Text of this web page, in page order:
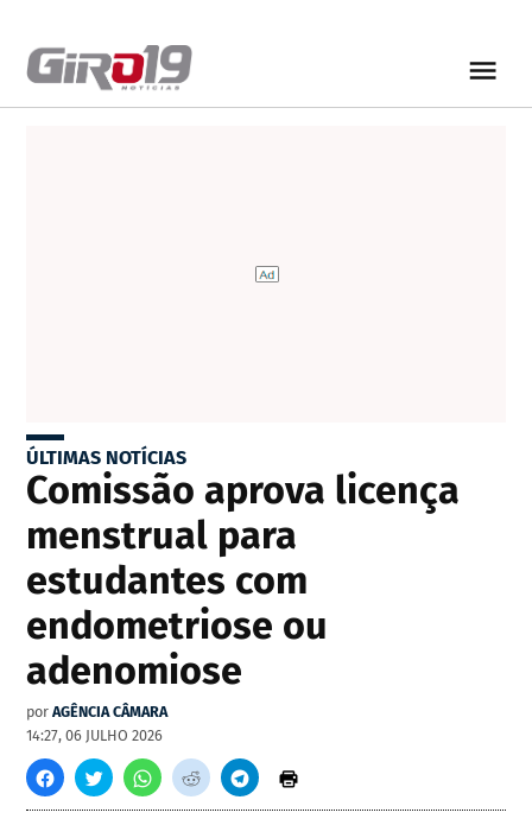
ÚLTIMAS NOTÍCIAS
Comissão aprova licença
menstrual para
estudantes com
endometriose ou
adenomiose
por AGÊNCIA CÂMARA
14:27, 06 JULHO 2026